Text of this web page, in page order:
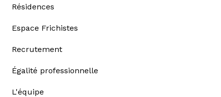
Résidences
Espace Frichistes
Recrutement
Égalité professionnelle
L'équipe